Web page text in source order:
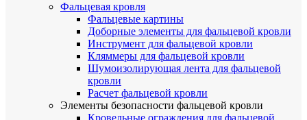
Фальцевая кровля
Фальцевые картины
Доборные элементы для фальцевой кровли
Инструмент для фальцевой кровли
Кляммеры для фальцевой кровли
Шумоизолирующая лента для фальцевой
кровли
Расчет фальцевой кровли
Элементы безопасности фальцевой кровли